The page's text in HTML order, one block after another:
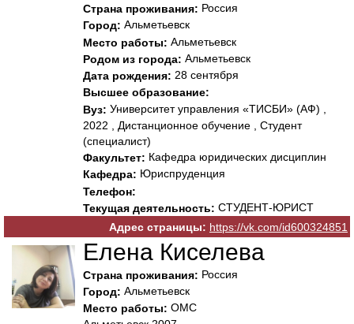
Страна проживания: Россия
Город: Альметьевск
Место работы: Альметьевск
Родом из города: Альметьевск
Дата рождения: 28 сентября
Высшее образование:
Вуз: Университет управления «ТИСБИ» (АФ) ,
2022 , Дистанционное обучение , Студент
(специалист)
Факультет: Кафедра юридических дисциплин
Кафедра: Юриспруденция
Телефон:
Текущая деятельность: СТУДЕНТ-ЮРИСТ
Адрес страницы: https://vk.com/id600324851
Елена Киселева
Страна проживания: Россия
Город: Альметьевск
Место работы: ОМС